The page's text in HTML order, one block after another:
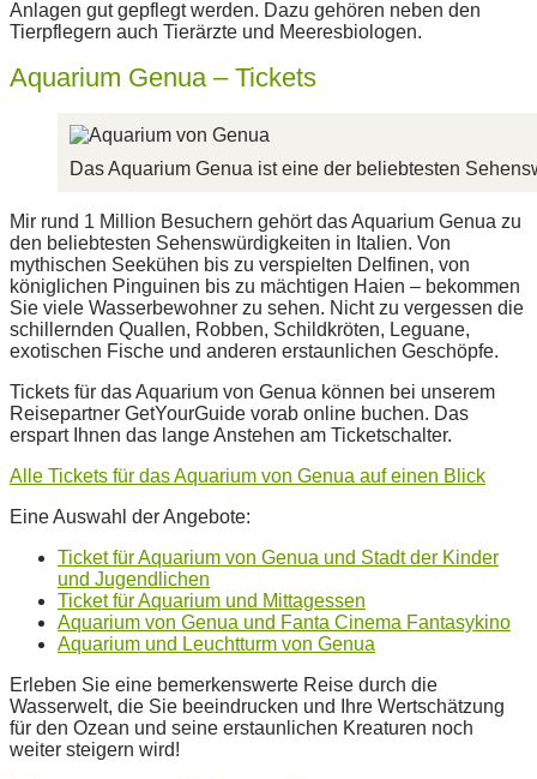
Anlagen gut gepflegt werden. Dazu gehören neben den
Tierpflegern auch Tierärzte und Meeresbiologen.
Aquarium Genua – Tickets
Das Aquarium Genua ist eine der beliebtesten
Mir rund 1 Million Besuchern gehört das Aquarium Genua zu
den beliebtesten Sehenswürdigkeiten in Italien. Von
mythischen Seekühen bis zu verspielten Delfinen, von
königlichen Pinguinen bis zu mächtigen Haien – bekommen
Sie viele Wasserbewohner zu sehen. Nicht zu vergessen die
schillernden Quallen, Robben, Schildkröten, Leguane,
exotischen Fische und anderen erstaunlichen Geschöpfe.
Tickets für das Aquarium von Genua können bei unserem
Reisepartner GetYourGuide vorab online buchen. Das
erspart Ihnen das lange Anstehen am Ticketschalter.
Alle Tickets für das Aquarium von Genua auf einen Blick
Eine Auswahl der Angebote:
Ticket für Aquarium von Genua und Stadt der Kinder
und Jugendlichen
Ticket für Aquarium und Mittagessen
Aquarium von Genua und Fanta Cinema Fantasykino
Aquarium und Leuchtturm von Genua
Erleben Sie eine bemerkenswerte Reise durch die
Wasserwelt, die Sie beeindrucken und Ihre Wertschätzung
für den Ozean und seine erstaunlichen Kreaturen noch
weiter steigern wird!